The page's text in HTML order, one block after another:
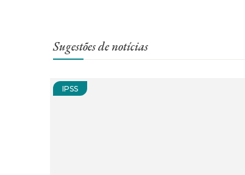
Sugestões de notícias
IPSS